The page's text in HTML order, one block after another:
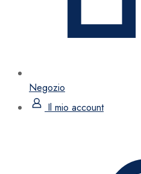
Negozio
Il mio account